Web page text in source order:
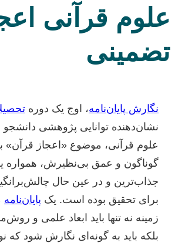
علوم قرآنی
تضمینی
نگارش پایان‌نامه، اوج یک دوره
نشان‌دهنده توانایی پژوهشی
علوم قرآنی، موضوع «اعجاز قرآن»
گوناگون و عمق بی‌نظیرش، همواره
جذاب‌ترین و در عین حال
برای تحقیق بوده است. یک پایان‌نامه
زمینه نه تنها باید ابعاد علمی و
بلکه باید به گونه‌ای نگارش شود که